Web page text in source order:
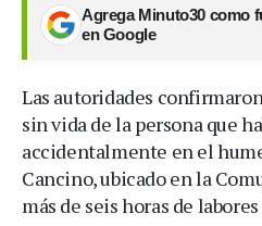
Agrega Minuto30 como
en Google
Las autoridades
sin vida de la persona que
accidentalmente en el
Cancino, ubicado en la
más de seis horas de